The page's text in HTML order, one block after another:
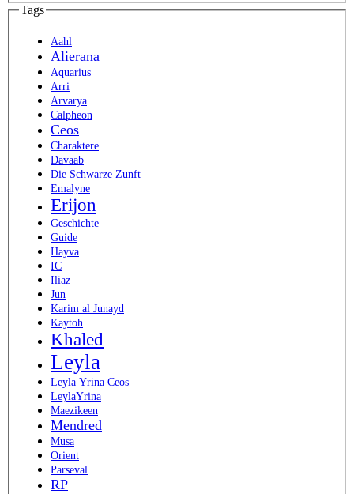
Tags
Aahl
Alierana
Aquarius
Arri
Arvarya
Calpheon
Ceos
Charaktere
Davaab
Die Schwarze Zunft
Emalyne
Erijon
Geschichte
Guide
Hayva
IC
Iliaz
Jun
Karim al Junayd
Kaytoh
Khaled
Leyla
Leyla Yrina Ceos
LeylaYrina
Maezikeen
Mendred
Musa
Orient
Parseval
RP